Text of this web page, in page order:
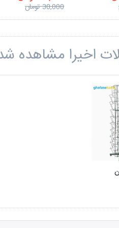
30,000 تومان
اخیرا مشاهده